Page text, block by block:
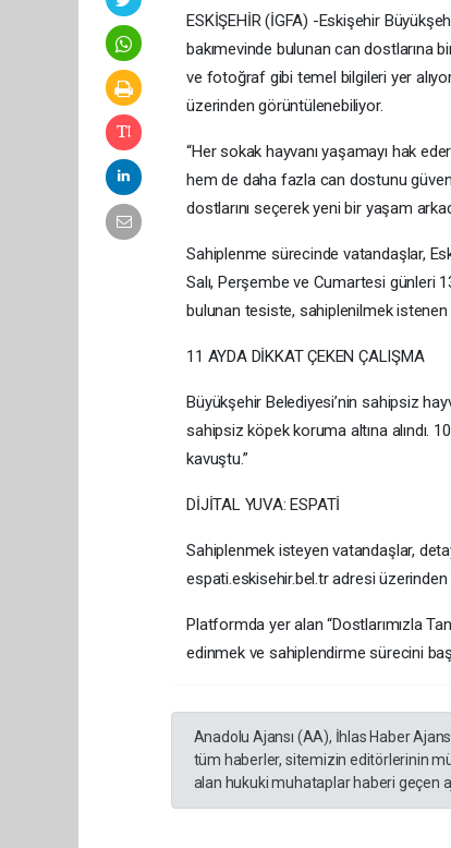
ESKİŞEHİR (İGFA) -Eskişehir
bakımevinde bulunan can dostlarına
ve fotoğraf gibi temel bilgileri yer
üzerinden görüntülenebiliyor.
“Her sokak hayvanı yaşamayı hak
hem de daha fazla can dostunu
dostlarını seçerek yeni bir yaşam
Sahiplenme sürecinde vatandaşlar,
Salı, Perşembe ve Cumartesi günleri
bulunan tesiste, sahiplenilmek istenen
11 AYDA DİKKAT ÇEKEN ÇALIŞMA
Büyükşehir Belediyesi’nin sahipsiz
sahipsiz köpek koruma altına alındı.
kavuştu.”
DİJİTAL YUVA: ESPATİ
Sahiplenmek isteyen vatandaşlar,
espati.eskisehir.bel.tr adresi üzerinden
Platformda yer alan “Dostlarımızla
edinmek ve sahiplendirme sürecini
Anadolu Ajansı (AA), İhlas Haber
tüm haberler, sitemizin editörlerinin
alan hukuki muhataplar haberi geçen